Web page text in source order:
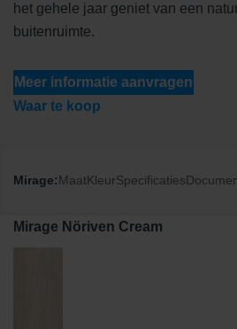
het gehele jaar geniet van een
buitenruimte.
Meer informatie aanvragen
Waar te koop
Mirage:MaatKleurSpecificaties
Mirage Nöriven Cream